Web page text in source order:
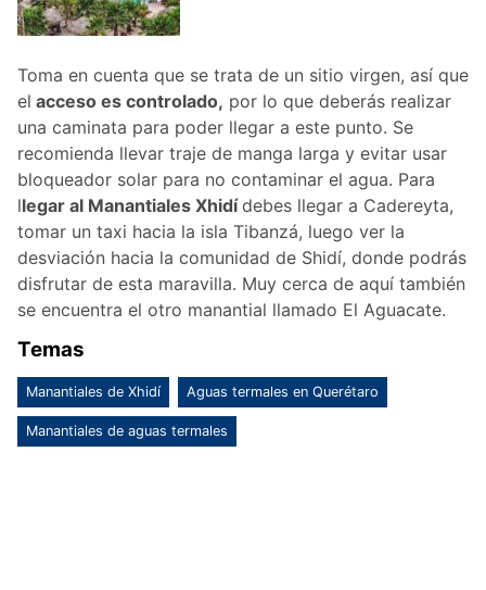
Toma en cuenta que se trata de un sitio virgen, así que
el acceso es controlado, por lo que deberás realizar
una caminata para poder llegar a este punto. Se
recomienda llevar traje de manga larga y evitar usar
bloqueador solar para no contaminar el agua. Para
llegar al Manantiales Xhidídebes llegar a Cadereyta,
tomar un taxi hacia la isla Tibanzá, luego ver la
desviación hacia la comunidad de Shidí, donde podrás
disfrutar de esta maravilla. Muy cerca de aquí también
se encuentra el otro manantial llamado El Aguacate.
Temas
Manantiales de Xhidí Aguas termales en Querétaro
Manantiales de aguas termales